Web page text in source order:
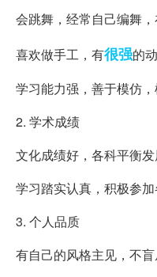
会跳舞，经常自己编舞，
喜欢做手工，有很强的
学习能力强，善于模仿，
2. 学术成绩
文化成绩好，各科平衡发
学习踏实认真，积极参加
3. 个人品质
有自己的风格主见，不盲